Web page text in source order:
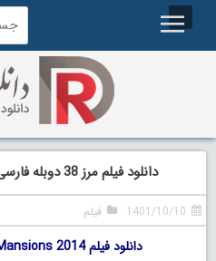
دانلود فیلم مرز 38 دوبله فارسی Brick Mansions 2014
1401/10/10 فیلم
دانلود فیلم Brick Mansions 2014 با لینک مستقیم